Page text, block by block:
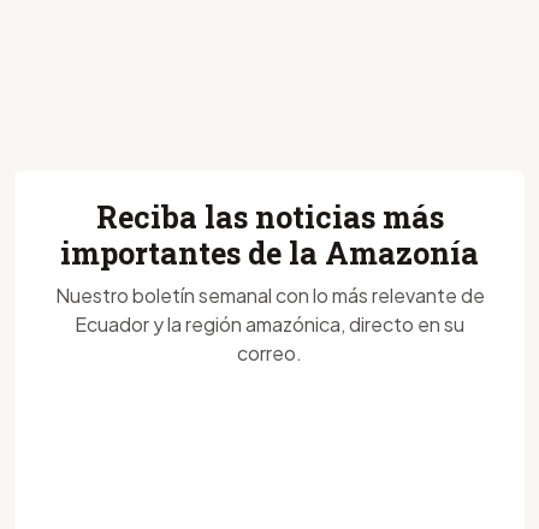
Reciba las noticias más
importantes de la Amazonía
Nuestro boletín semanal con lo más relevante de
Ecuador y la región amazónica, directo en su
correo.